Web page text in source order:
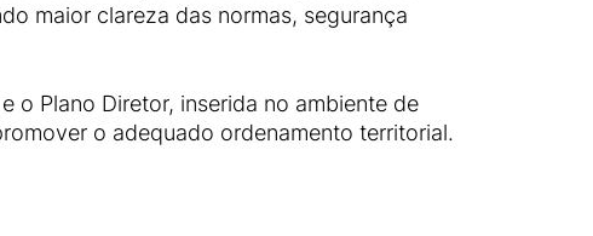
maior clareza das normas, segurança
o Plano Diretor, inserida no ambiente de
o adequado ordenamento territorial.